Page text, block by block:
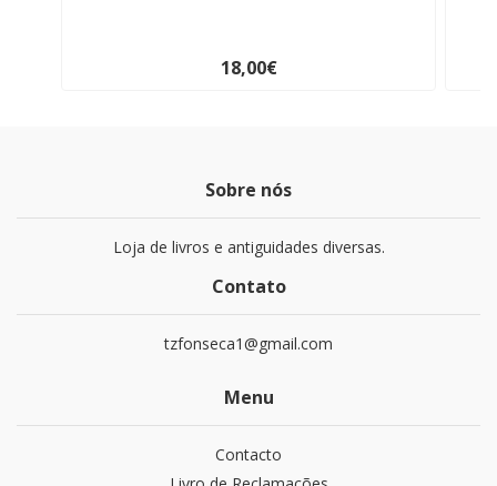
18,00€
Sobre nós
Loja de livros e antiguidades diversas.
Contato
tzfonseca1@gmail.com
Menu
Contacto